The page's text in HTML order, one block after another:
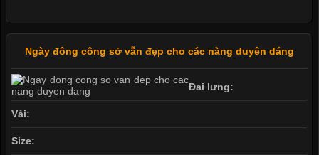
Ngày đông công sở vẫn đẹp cho các nàng duyên dáng
Đai lưng:
Vải:
Size: